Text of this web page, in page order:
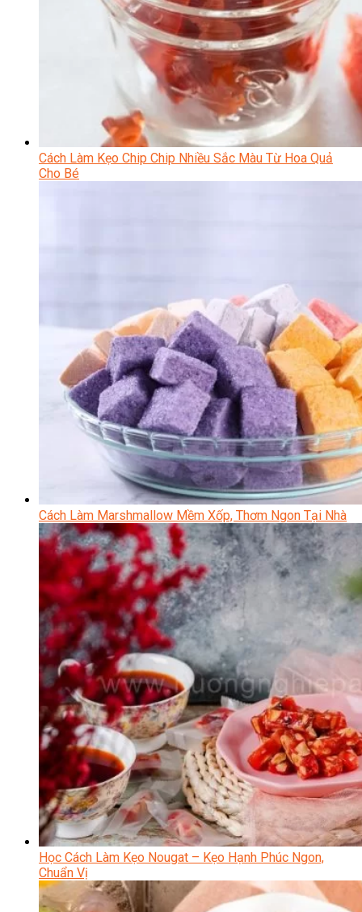
Cách Làm Kẹo Chip Chip Nhiều Sắc Màu Từ Hoa Quả
Cho Bé
Cách Làm Marshmallow Mềm Xốp, Thơm Ngon Tại Nhà
Học Cách Làm Kẹo Nougat – Kẹo Hạnh Phúc Ngon,
Chuẩn Vị